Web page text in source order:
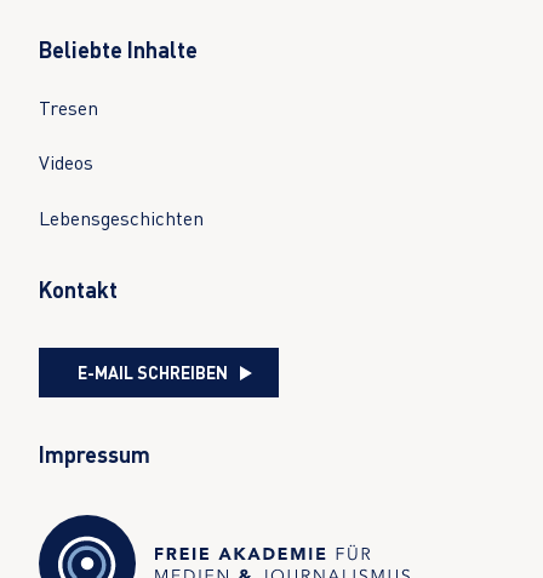
Beliebte Inhalte
Tresen
Videos
Lebensgeschichten
Kontakt
E-MAIL SCHREIBEN
Impressum